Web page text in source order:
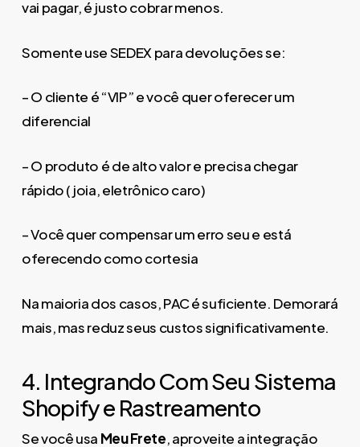
vai pagar, é justo cobrar menos.
Somente use SEDEX para devoluções se:
– O cliente é “VIP” e você quer oferecer um
diferencial
– O produto é de alto valor e precisa chegar
rápido (joia, eletrônico caro)
– Você quer compensar um erro seu e está
oferecendo como cortesia
Na maioria dos casos, PAC é suficiente. Demorará
mais, mas reduz seus custos significativamente.
4. Integrando Com Seu Sistema
Shopify e Rastreamento
Se você usa Meu Frete, aproveite a integração